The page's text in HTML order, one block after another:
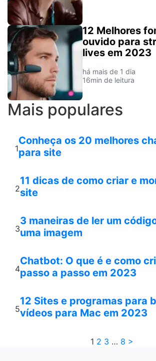
12 Melhores
ouvido para
lives em 2023
há mais de 1 dia
16min de leitura
Mais populares
1
Conheça os 20 melhores
para site
2
11 dicas de como criar e
site
3
3 maneiras de ler um
uma imagem
4
Chatbot: O que é e como
passo a passo em 2023
5
12 Sites e programas para
vídeos para Mac em 2023
1 2 3 … 8 >